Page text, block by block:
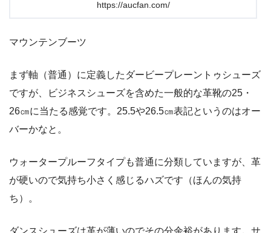
https://aucfan.com/
マウンテンブーツ
まず軸（普通）に定義したダービープレーントゥシューズ
ですが、ビジネスシューズを含めた一般的な革靴の25・
26㎝に当たる感覚です。25.5や26.5㎝表記というのはオー
バーかなと。
ウォータープルーフタイプも普通に分類していますが、革
が硬いので気持ち小さく感じるハズです（ほんの気持
ち）。